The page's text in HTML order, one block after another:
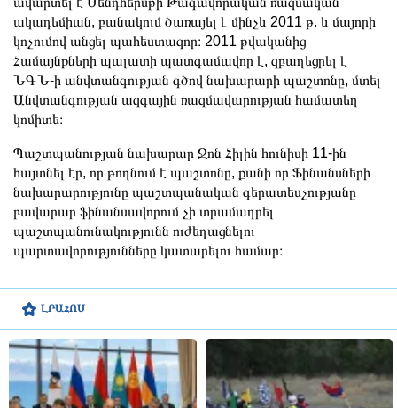
ԼՐԱՀՈՍ
ակադեմիան, բանակում ծառայել է մինչև 2011 թ. և մայորի
կոչումով անցել պահեստազոր։ 2011 թվականից
Համայնքների պալատի պատգամավոր է, զբաղեցրել է
ՆԳՆ-ի անվտանգության գծով նախարարի պաշտոնը, մտել
Անվտանգության ազգային ռազմավարության համատեղ
կոմիտե։
Պաշտպանության նախարար Ջոն Հիլին հունիսի 11-ին
հայտնել էր, որ թողնում է պաշտոնը, քանի որ Ֆինանսների
նախարարությունը պաշտպանական գերատեսչությանը
բավարար ֆինանսավորում չի տրամադրել
պաշտպանունակությունն ուժեղացնելու
պարտավորությունները կատարելու համար։